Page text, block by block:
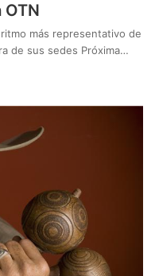
más representativo de
de sus sedes Próxima…